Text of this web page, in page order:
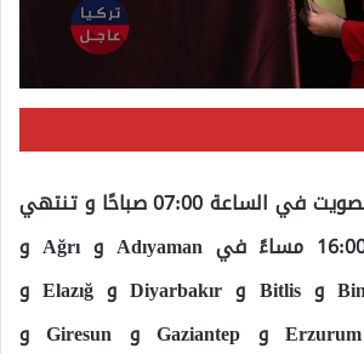
تبدأ عملية التصويت في الساعة 07:00 صباحًا و تنتهي
في الساعة 16:00 مساءً في Adıyaman و Ağrı و
Artvin و Bingöl و Bitlis و Diyarbakır و Elazığ و
Erzincan و Erzurum و Gaziantep و Giresun و